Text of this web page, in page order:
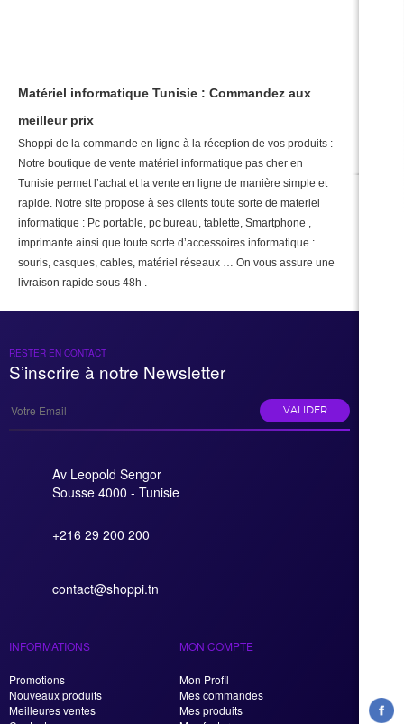
Matériel informatique Tunisie : Commandez aux
meilleur prix
Shoppi de la commande en ligne à la réception de vos produits :
Notre boutique de vente matériel informatique pas cher en
Tunisie permet l’achat et la vente en ligne de manière simple et
rapide. Notre site propose à ses clients toute sorte de materiel
informatique : Pc portable, pc bureau, tablette, Smartphone ,
imprimante ainsi que toute sorte d’accessoires informatique :
souris, casques, cables, matériel réseaux … On vous assure une
livraison rapide sous 48h .
RESTER EN CONTACT
S’inscrire à notre Newsletter
VALIDER
Av Leopold Sengor
Sousse 4000 - Tunisie
+216 29 200 200
contact@shoppi.tn
INFORMATIONS
Promotions
Nouveaux produits
Meilleures ventes
MON COMPTE
Mon Profil
Mes commandes
Mes produits